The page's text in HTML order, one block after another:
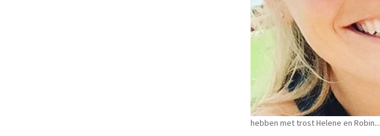
hebben met trost Helene en Robin...